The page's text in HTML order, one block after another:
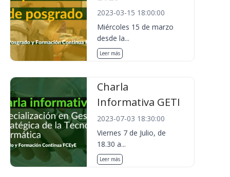
2023-03-15 18:00:00
Miércoles 15 de marzo
desde la...
Leer más
Charla
Informativa GETI
2023-07-03 18:30:00
Viernes 7 de Julio, de
18.30 a...
Leer más